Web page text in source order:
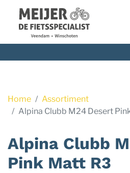
Navigatie
Home
Assortiment
Alpina Clubb M24 Desert
Alpina Clubb
Pink Matt R3